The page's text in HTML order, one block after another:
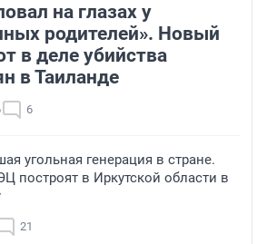
на глазах у
родителей». Новый
в деле убийства
в Таиланде
6
угольная генерация в стране.
построят в Иркутской области в
21